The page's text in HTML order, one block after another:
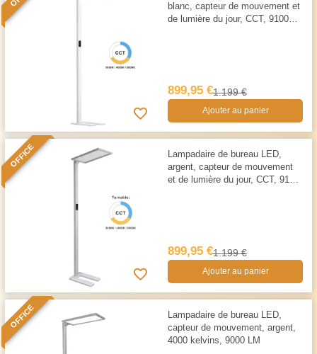
blanc, capteur de mouvement et
de lumière du jour, CCT, 9100
899,95 €1.199 €
Ajouter au panier
OFFICE
Lampadaire de bureau LED,
argent, capteur de mouvement
et de lumière du jour, CCT, 9100
899,95 €1.199 €
Ajouter au panier
OFFICE
Lampadaire de bureau LED,
capteur de mouvement, argent,
4000 kelvins, 9000 LM